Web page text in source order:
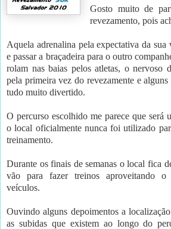
Gosto muito de
revezamento, pois
Aquela adrenalina pela expectativa da sua
e passar a braçadeira para o outro
rolam nas baias pelos atletas, o nervoso
pela primeira vez do revezamente e
tudo muito divertido.
O percurso escolhido me parece que será
o local oficialmente nunca foi utilizado
treinamento.
Durante os finais de semanas o local fica
vão para fazer treinos aproveitando
veículos.
Ouvindo alguns depoimentos a
as subidas que existem ao longo do